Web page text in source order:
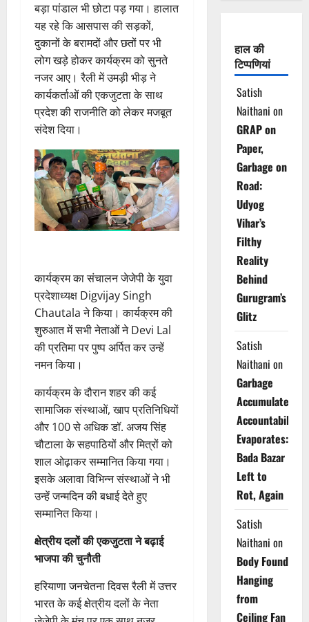
बड़ा पांडाल भी छोटा पड़ गया। हालात
यह रहे कि आसपास की सड़कों,
दुकानों के बरामदों और छतों पर भी
लोग खड़े होकर कार्यक्रम को सुनते
नजर आए। रैली में उमड़ी भीड़ ने
कार्यकर्ताओं की एकजुटता के साथ
प्रदेश की राजनीति को लेकर मजबूत
संदेश दिया।
कार्यक्रम का संचालन जेजेपी के युवा
प्रदेशाध्यक्ष Digvijay Singh
Chautala ने किया। कार्यक्रम की
शुरुआत में सभी नेताओं ने Devi Lal
की प्रतिमा पर पुष्प अर्पित कर उन्हें
नमन किया।
कार्यक्रम के दौरान शहर की कई
सामाजिक संस्थाओं, खाप प्रतिनिधियों
और 100 से अधिक डॉ. अजय सिंह
चौटाला के सहपाठियों और मित्रों को
शाल ओढ़ाकर सम्मानित किया गया।
इसके अलावा विभिन्न संस्थाओं ने भी
उन्हें जन्मदिन की बधाई देते हुए
सम्मानित किया।
क्षेत्रीय दलों की एकजुटता ने बढ़ाई
भाजपा की चुनौती
हरियाणा जनचेतना दिवस रैली में उत्तर
भारत के कई क्षेत्रीय दलों के नेता
हाल की
टिप्पणियां
Satish
Naithani on
GRAP on
Paper,
Garbage on
Road:
Udyog
Vihar’s
Filthy
Reality
Behind
Gurugram’s
Glitz
Satish
Naithani on
Garbage
Accumulates,
Accountability
Evaporates:
Bada Bazar
Left to
Rot, Again
Satish
Naithani on
Body Found
Hanging
from
Ceiling Fan